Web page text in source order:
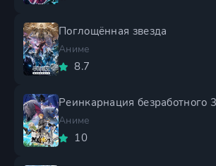
Поглощённая звезда
Аниме
8.7
Реинкарнация безработного
Аниме
10